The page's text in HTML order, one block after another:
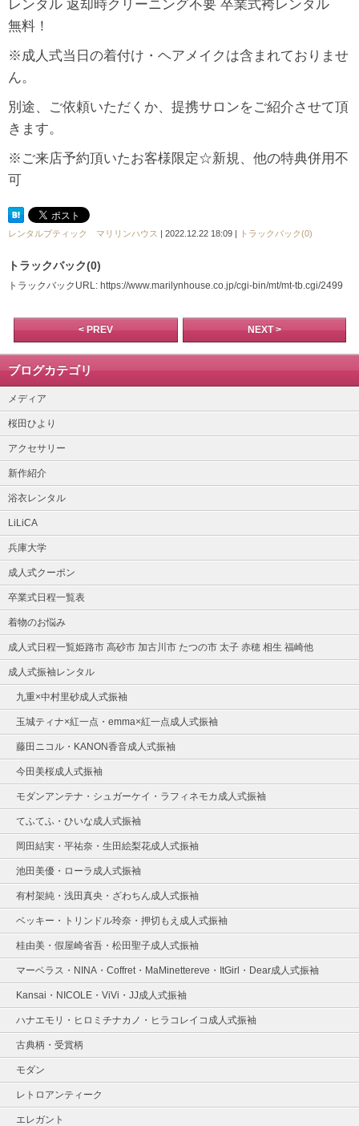
レンタル 返却時クリーニング不要 卒業式袴レンタル
無料！
※成人式当日の着付け・ヘアメイクは含まれておりませ
ん。
別途、ご依頼いただくか、提携サロンをご紹介させて頂
きます。
※ご来店予約頂いたお客様限定☆新規、他の特典併用不
可
レンタルブティック マリリンハウス | 2022.12.22 18:09 | トラックバック(0)
トラックバック(0)
トラックバックURL: https://www.marilynhouse.co.jp/cgi-bin/mt/mt-tb.cgi/2499
< PREV NEXT >
ブログカテゴリ
メディア
桜田ひより
アクセサリー
新作紹介
浴衣レンタル
LiLiCA
兵庫大学
成人式クーポン
卒業式日程一覧表
着物のお悩み
成人式日程一覧姫路市 高砂市 加古川市 たつの市 太子 赤穂 相生 福崎他
成人式振袖レンタル
九重×中村里砂成人式振袖
玉城ティナ×紅一点・emma×紅一点成人式振袖
藤田ニコル・KANON香音成人式振袖
今田美桜成人式振袖
モダンアンテナ・シュガーケイ・ラフィネモカ成人式振袖
てふてふ・ひいな成人式振袖
岡田結実・平祐奈・生田絵梨花成人式振袖
池田美優・ローラ成人式振袖
有村架純・浅田真央・ざわちん成人式振袖
ベッキー・トリンドル玲奈・押切もえ成人式振袖
桂由美・假屋崎省吾・松田聖子成人式振袖
マーベラス・NINA・Coffret・MaMinettereve・ItGirl・Dear成人式振袖
Kansai・NICOLE・ViVi・JJ成人式振袖
ハナエモリ・ヒロミチナカノ・ヒラコレイコ成人式振袖
古典柄・受賞柄
モダン
レトロアンティーク
エレガント